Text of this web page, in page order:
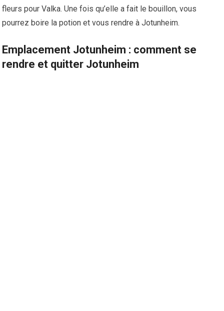
fleurs pour Valka. Une fois qu’elle a fait le bouillon, vous
pourrez boire la potion et vous rendre à Jotunheim.
Emplacement Jotunheim : comment se
rendre et quitter Jotunheim